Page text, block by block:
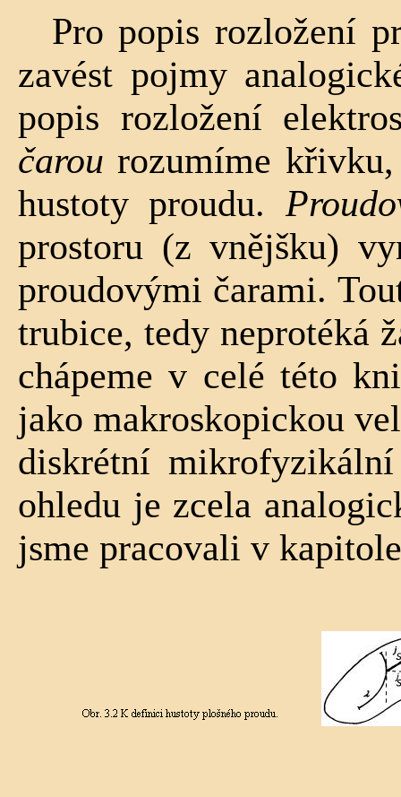
Pro popis rozložení
zavést pojmy
popis rozložení
ča­rourozumíme
hustoty proudu.
prostoru (z vnějšku)
prou­dovými čarami.
trubice, tedy neprotéká
chápeme v celé této
jako makroskopickou
diskrétní
ohledu je zcela
jsme pracovali v